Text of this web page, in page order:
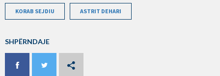
KORAB SEJDIU ASTRIT DEHARI
SHPËRNDAJE